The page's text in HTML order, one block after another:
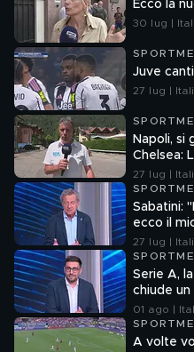
Ecco la
30 lug |
Juve
27 lug |
Napoli, si
Chelsea:
27 lug |
Sabatini:
ecco il
27 lug |
Serie A,
chiude un
01 ago |
A volte